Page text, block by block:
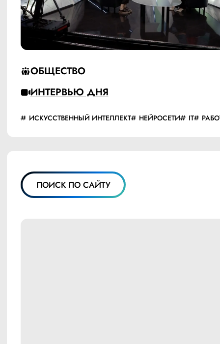
ОБЩЕСТВО
ИНТЕРВЬЮ ДНЯ
ИСКУССТВЕННЫЙ ИНТЕЛЛЕКТ НЕЙРОСЕТИ IT
ПОИСК ПО САЙТУ